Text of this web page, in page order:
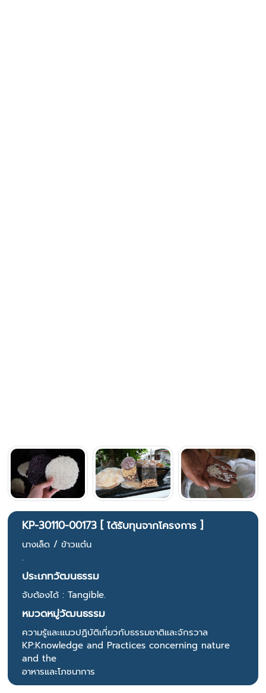
KP-30110-00173 [ ได้รับทุนจากโครงการ ]
นางเล็ด / ข้าวแต๋น
.
ประเภทวัฒนธรรม
จับต้องได้ : Tangible.
หมวดหมู่วัฒนธรรม
ความรู้และแนวปฏิบัติเกี่ยวกับธรรมชาติและจักรวาล
KP:Knowledge and Practices concerning nature
and the
อาหารและโภชนาการ